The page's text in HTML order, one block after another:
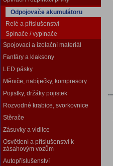
Odpojovače akumulátoru
Relé a příslušenství
Spínače / vypínače
Spojovací a izolační materiál
Fanfáry a klaksony
LED pásky
Měniče, nabíječky, kompresory
Pojistky, držáky pojistek
Rozvodné krabice, svorkovnice
Stěrače
Zásuvky a vidlice
Osvětlení a příslušenství k
zásahovým vozům
Autopříslušenství